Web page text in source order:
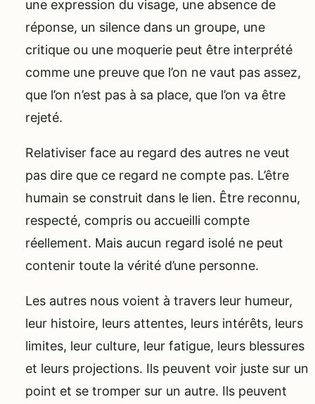
une expression du visage, une absence de
réponse, un silence dans un groupe, une
critique ou une moquerie peut être interprété
comme une preuve que l’on ne vaut pas assez,
que l’on n’est pas à sa place, que l’on va être
rejeté.
Relativiser face au regard des autres ne veut
pas dire que ce regard ne compte pas. L’être
humain se construit dans le lien. Être reconnu,
respecté, compris ou accueilli compte
réellement. Mais aucun regard isolé ne peut
contenir toute la vérité d’une personne.
Les autres nous voient à travers leur humeur,
leur histoire, leurs attentes, leurs intérêts, leurs
limites, leur culture, leur fatigue, leurs blessures
et leurs projections. Ils peuvent voir juste sur un
point et se tromper sur un autre. Ils peuvent